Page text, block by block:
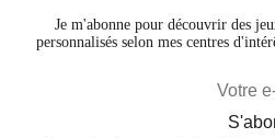
Je m'abonne pour découvrir des
personnalisés selon mes centres